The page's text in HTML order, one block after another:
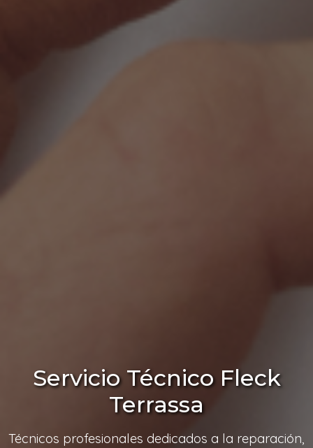
Servicio Técnico Fleck
Terrassa
Técnicos profesionales dedicados a la reparación,